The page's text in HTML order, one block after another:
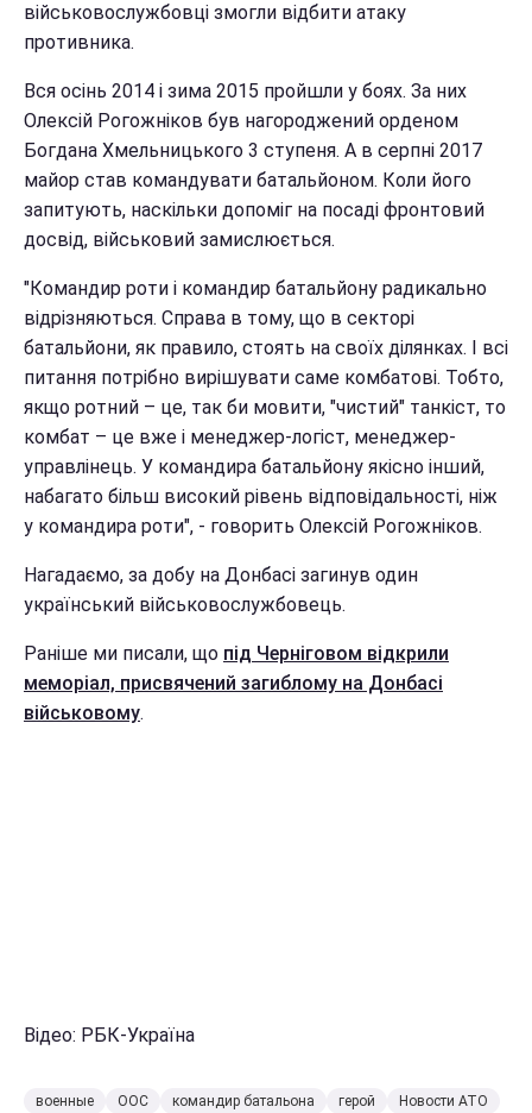
військовослужбовці змогли відбити атаку
противника.
Вся осінь 2014 і зима 2015 пройшли у боях. За них
Олексій Рогожніков був нагороджений орденом
Богдана Хмельницького 3 ступеня. А в серпні 2017
майор став командувати батальйоном. Коли його
запитують, наскільки допоміг на посаді фронтовий
досвід, військовий замислюється.
"Командир роти і командир батальйону радикально
відрізняються. Справа в тому, що в секторі
батальйони, як правило, стоять на своїх ділянках. І всі
питання потрібно вирішувати саме комбатові. Тобто,
якщо ротний – це, так би мовити, "чистий" танкіст, то
комбат – це вже і менеджер-логіст, менеджер-
управлінець. У командира батальйону якісно інший,
набагато більш високий рівень відповідальності, ніж
у командира роти", - говорить Олексій Рогожніков.
Нагадаємо, за добу на Донбасі загинув один
український військовослужбовець.
Раніше ми писали, що під Черніговом відкрили
меморіал, присвячений загиблому на Донбасі
військовому.
Відео: РБК-Україна
военные ООС командир батальона герой Новости АТО